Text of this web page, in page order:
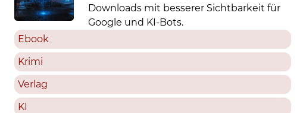
Downloads mit besserer Sichtbarkeit für
Google und KI-Bots.
Ebook
Krimi
Verlag
KI